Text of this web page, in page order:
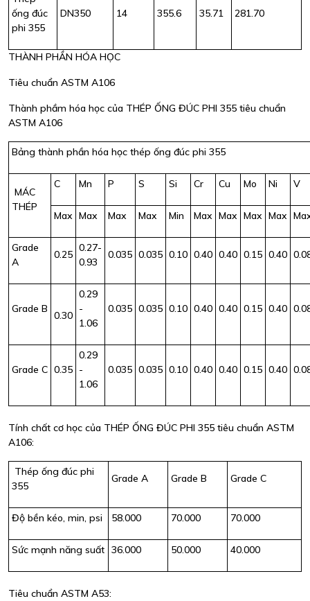
ống đúc
phi 355
DN350 14 355.6 35.71 281.70
THÀNH PHẦN HÓA HỌC
Tiêu chuẩn ASTM A106
Thành phầm hóa học của THÉP ỐNG ĐÚC PHI 355 tiêu chuẩn
ASTM A106
Bảng thành phần hóa học thép ống đúc phi 355
MÁC
THÉP
C Mn P S Si Cr Cu Mo Ni V
Max Max Max Max Min Max Max Max Max
Grade
A
0.25
0.27-
0.93
0.035 0.035 0.10 0.40 0.40 0.15 0.40
Grade B
0.30
0.29
-
1.06
0.035 0.035 0.10 0.40 0.40 0.15 0.40
Grade C 0.35
0.29
-
1.06
0.035 0.035 0.10 0.40 0.40 0.15 0.40
Tính chất cơ học của THÉP ỐNG ĐÚC PHI 355 tiêu chuẩn ASTM
A106:
Thép ống đúc phi
355
Grade A Grade B Grade C
Độ bền kéo, min, psi 58.000 70.000 70.000
Sức mạnh năng suất 36.000 50.000 40.000
Tiêu chuẩn ASTM A53: